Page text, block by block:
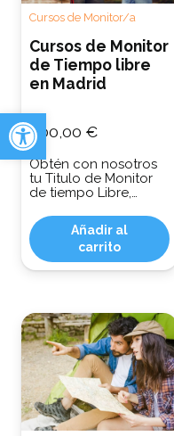
Abrir barra de herramientas
Cursos de Monitor/a
Cursos de Monitor
de Tiempo libre
en Madrid
400,00 €
Obtén con nosotros
tu Titulo de Monitor
de tiempo Libre,…
Añadir al
carrito